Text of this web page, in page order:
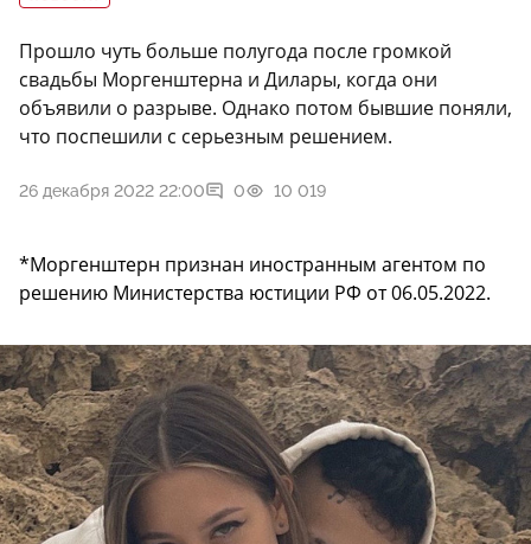
Прошло чуть больше полугода после громкой
свадьбы Моргенштерна и Дилары, когда они
объявили о разрыве. Однако потом бывшие поняли,
что поспешили с серьезным решением.
26 декабря 2022 22:00 0 10 019
*Моргенштерн признан иностранным агентом по
решению Министерства юстиции РФ от 06.05.2022.